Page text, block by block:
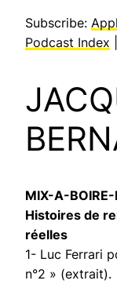
Subscribe:
Podcast Index
MIX-A-
Histoires de
réelles
1- Luc Ferrari
n°2 » (extrait).